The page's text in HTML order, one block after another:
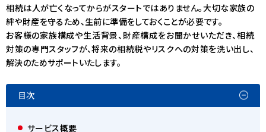
相続は人が亡くなってからがスタートではありません。大切な家族の
絆や財産を守るため、生前に準備をしておくことが必要です。
お客様の家族構成や生活背景、財産構成をお聞かせいただき、相続
対策の専門スタッフが、将来の相続税やリスクへの対策を洗い出し、
解決のためサポートいたします。
目次
サービス概要